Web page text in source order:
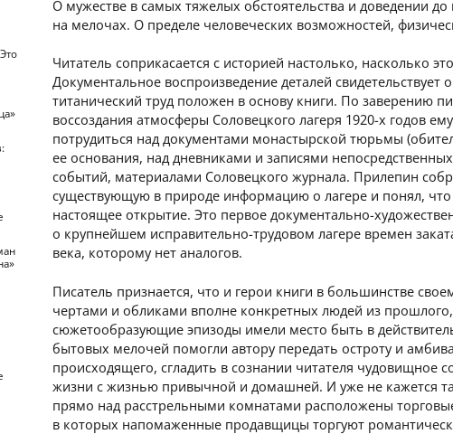
О мужестве в самых тяжелых обстоятельства и доведении
на мелочах. О пределе человеческих возможностей,
Читатель соприкасается с историей настолько, насколько
Документальное воспроизведение деталей свидетельствует
титанический труд положен в основу книги. По заверению
воссоздания атмосферы Соловецкого лагеря 1920-х годов
потрудиться над документами монастырской тюрьмы
ее основания, над дневниками и записями
событий, материалами Соловецкого журнала. Прилепин
существующую в природе информацию о лагере и понял,
настоящее открытие. Это первое документально-
о крупнейшем исправительно-трудовом лагере времен
века, которому нет аналогов.
Писатель признается, что и герои книги в большинстве
чертами и обликами вполне конкретных людей из
сюжетообразующие эпизоды имели место быть в
бытовых мелочей помогли автору передать остроту и
происходящего, сгладить в сознании читателя чудовищное
жизни с жизнью привычной и домашней. И уже не кажется
прямо над расстрельными комнатами расположены
в которых напомаженные продавщицы торгуют